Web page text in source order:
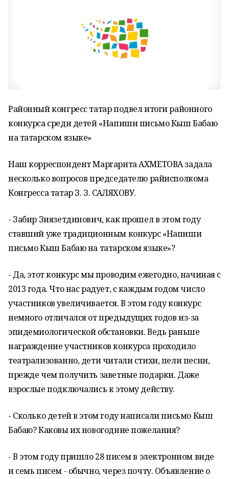
Районный конгресс татар подвел итоги районного
конкурса среди детей «Напиши письмо Кыш Бабаю
на татарском языке»
Наш корреспондент Маргарита АХМЕТОВА задала
несколько вопросов председателю райисполкома
Конгресса татар З. З. САЛЯХОВУ.
- Забир Зиязетдинович, как прошел в этом году
ставший уже традиционным конкурс «Напиши
письмо Кыш Бабаю на татарском языке»?
- Да, этот конкурс мы проводим ежегодно, начиная с
2013 года. Что нас радует, с каждым годом число
участников увеличивается. В этом году конкурс
немного отличался от предыдущих годов из-за
эпидемиологической обстановки. Ведь раньше
награждение участников конкурса проходило
театрализованно, дети читали стихи, пели песни,
прежде чем получить заветные подарки. Даже
взрослые подключались к этому действу.
- Сколько детей в этом году написали письмо Кыш
Бабаю? Каковы их новогодние пожелания?
- В этом году пришло 28 писем в электронном виде
и семь писем - обычно, через почту. Объявление о